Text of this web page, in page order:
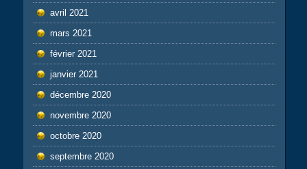
avril 2021
mars 2021
février 2021
janvier 2021
décembre 2020
novembre 2020
octobre 2020
septembre 2020